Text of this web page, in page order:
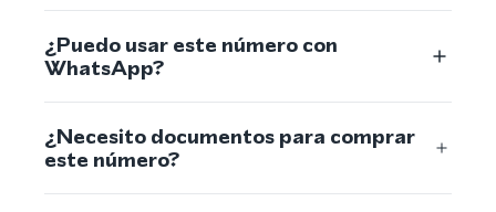
¿Puedo usar este número con
WhatsApp?
¿Necesito documentos para comprar
este número?